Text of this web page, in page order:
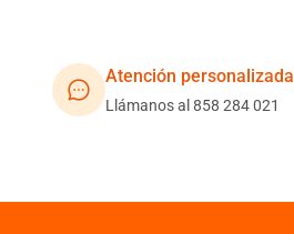
Atención personalizada
Llámanos al 858 284 021